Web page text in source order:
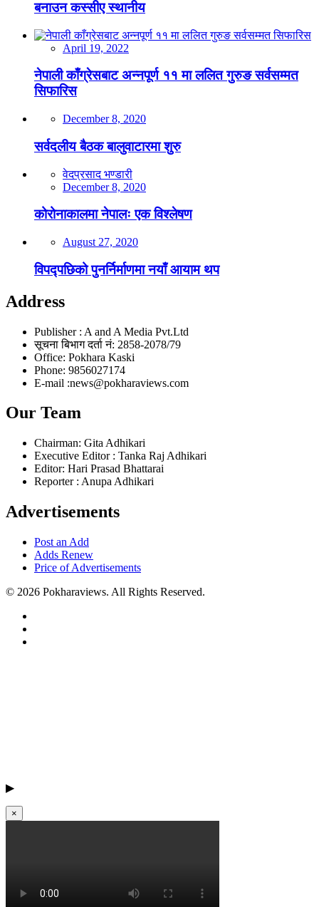
बनाउन कस्सीए स्थानीय
April 19, 2022
नेपाली काँग्रेसबाट अन्नपूर्ण ११ मा ललित गुरुङ सर्वसम्मत
सिफारिस
December 8, 2020
सर्वदलीय बैठक बालुवाटारमा शुरु
वेदप्रसाद भण्डारी
December 8, 2020
कोरोनाकालमा नेपालः एक विश्लेषण
August 27, 2020
विपद्पछिको पुनर्निर्माणमा नयाँ आयाम थप
Address
Publisher : A and A Media Pvt.Ltd
सूचना बिभाग दर्ता नं: 2858-2078/79
Office: Pokhara Kaski
Phone: 9856027174
E-mail :news@pokharaviews.com
Our Team
Chairman: Gita Adhikari
Executive Editor : Tanka Raj Adhikari
Editor: Hari Prasad Bhattarai
Reporter : Anupa Adhikari
Advertisements
Post an Add
Adds Renew
Price of Advertisements
© 2026 Pokharaviews. All Rights Reserved.
▶
×